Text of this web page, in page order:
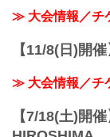
≫ 大会情報／チ
【11/8(日)開
≫ 大会情報／チ
【7/18(土)開